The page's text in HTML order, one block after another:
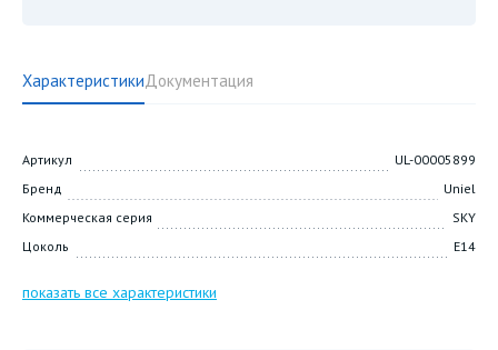
ХарактеристикиДокументация
Артикул
UL-00005899
Бренд
Uniel
Коммерческая серия
SKY
Цоколь
E14
показать все характеристики